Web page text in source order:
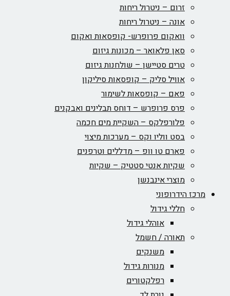
זרום – ניטרול ריחות
אונה – ניטרול ריחות
וואקום פרופרש- קופסאות ואקום
סאן פלאואר – מכונות גיזום
טרים סטיישן – שולחנות גיזום
אוויל סליק – קופסאות סיליקון
פאם – קופסאות לשימור
פרס פרופרש – דוחס תבלינים ואבקנים
פלורפלקס – השקיית מים חכמה
בסט ווליו וקס – מערכות מיצוי
פארם טו וופ – מדללים וטרפנים
שקיות אנטי סטטיק – שקיות
מוצרי אינבנשן
מרכז הידרופוני
חללי גידול
אוהלי גידול
תאורה / חשמל
משנקים
מנורות גידול
רפלקטורים